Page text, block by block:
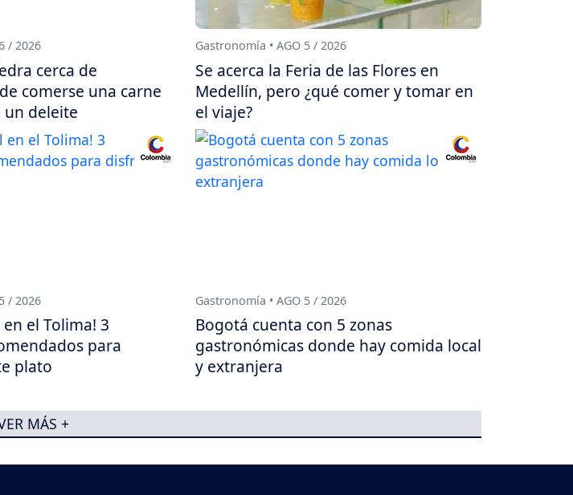
/ 2026
cerca de
comerse una carne
un deleite
Gastronomía • AGO 5 / 2026
Se acerca la Feria de las Flores en
Medellín, pero ¿qué comer y tomar en
el viaje?
/ 2026
el Tolima! 3
para
plato
Gastronomía • AGO 5 / 2026
Bogotá cuenta con 5 zonas
gastronómicas donde hay comida local
y extranjera
MÁS +